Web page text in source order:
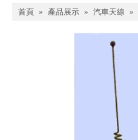
首頁 » 產品展示 » 汽車天線 »